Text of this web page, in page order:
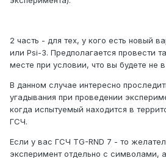
2 часть - для тех, у кого есть новый
или Psi-3. Предполагается провести
месте при условии, что вы будете не
В данном случае интересно
угадывания при проведении
когда испытуемый находится в
ГСЧ.
Если у вас ГСЧ TG-RND 7 - то
эксперимент отдельно с символами,